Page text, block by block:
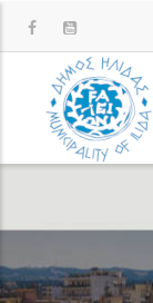
προς
περιεχόμενο